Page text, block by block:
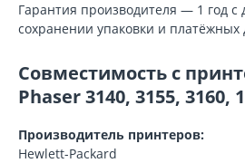
Гарантия производителя — 1 год с
сохранении упаковки и платёжных
Совместимость с
Phaser 3140, 3155, 3160, 1
Производитель принтеров:
Hewlett-Packard